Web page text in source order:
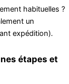
habituelles ?
un
expédition).
étapes et